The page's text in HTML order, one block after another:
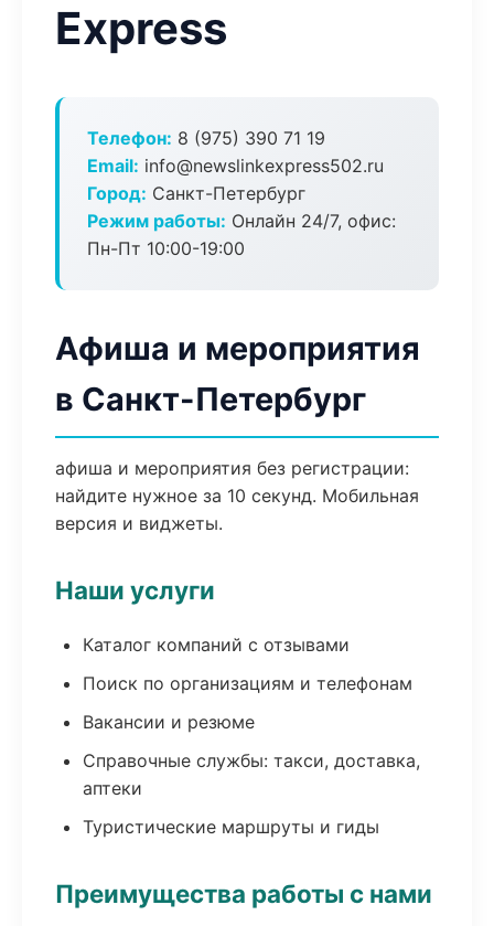
Express
Телефон: 8 (975) 390 71 19
Email: info@newslinkexpress502.ru
Город: Санкт-Петербург
Режим работы: Онлайн 24/7, офис:
Пн-Пт 10:00-19:00
Афиша и мероприятия
в Санкт-Петербург
афиша и мероприятия без регистрации:
найдите нужное за 10 секунд. Мобильная
версия и виджеты.
Наши услуги
Каталог компаний с отзывами
Поиск по организациям и телефонам
Вакансии и резюме
Справочные службы: такси, доставка,
аптеки
Туристические маршруты и гиды
Преимущества работы с нами